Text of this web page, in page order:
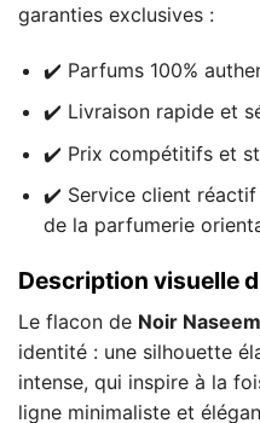
garanties exclusives :
✔️ Parfums 100%
✔️ Livraison rapide et
✔️ Prix compétitifs et
✔️ Service client réactif
de la parfumerie
Description visuelle
Le flacon de Noir Naseem
identité : une silhouette
intense, qui inspire à la
ligne minimaliste et